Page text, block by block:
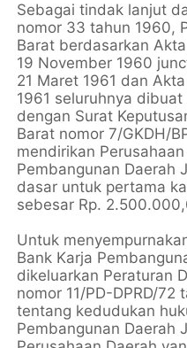
Sebagai tindak lanjut
nomor 33 tahun 1960,
Barat berdasarkan
19 November 1960
21 Maret 1961 dan
1961 seluruhnya
dengan Surat
Barat nomor 7/GKDH/
mendirikan
Pembangunan Daerah
dasar untuk pertama
sebesar Rp.
Untuk
Bank Karja
dikeluarkan Peraturan
nomor 11/PD-DPRD/72
tentang kedudukan
Pembangunan Daerah